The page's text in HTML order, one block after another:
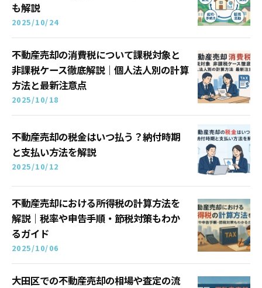
も解説
2025/10/24
不動産売却の消費税について課税対象と
非課税ケース徹底解説｜個人法人別の計算
方法と最新注意点
2025/10/18
不動産売却の税金はいつ払う？納付時期
と支払い方法を解説
2025/10/12
不動産売却における所得税の計算方法を
解説｜税率や申告手順・節税対策もわか
るガイド
2025/10/06
大田区での不動産売却の相場や査定の流